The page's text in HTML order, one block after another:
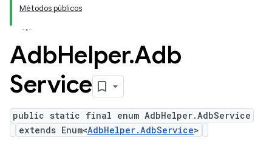
Métodos públicos
AdbHelper.Adb
Service
public static final enum AdbHelper.AdbService
extends Enum<AdbHelper.AdbService>